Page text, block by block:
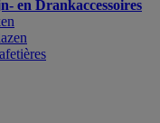
en Drankaccessoires